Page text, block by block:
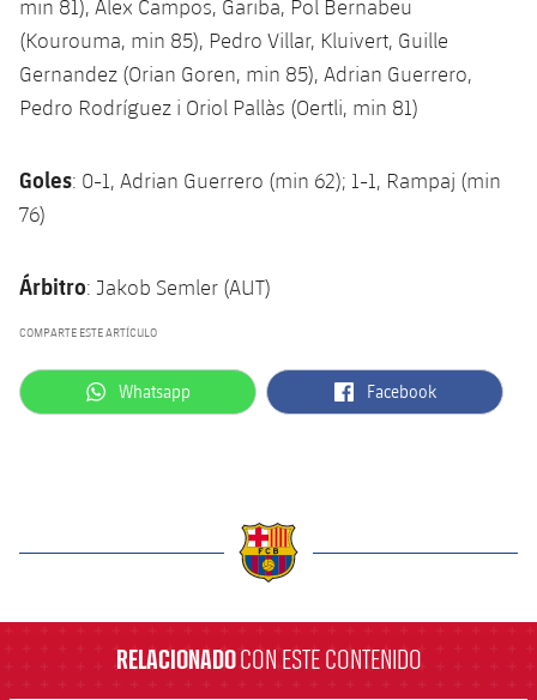
min 81), Alex Campos, Gariba, Pol Bernabeu
(Kourouma, min 85), Pedro Villar, Kluivert, Guille
Gernandez (Orian Goren, min 85), Adrian Guerrero,
Pedro Rodríguez i Oriol Pallàs (Oertli, min 81)
Goles: 0-1, Adrian Guerrero (min 62); 1-1, Rampaj (min
76)
Árbitro: Jakob Semler (AUT)
COMPARTE ESTE ARTÍCULO
label.aria.whatsapp
Whatsapp label.aria.facebook
Facebook
RELACIONADOCON ESTE CONTENIDO